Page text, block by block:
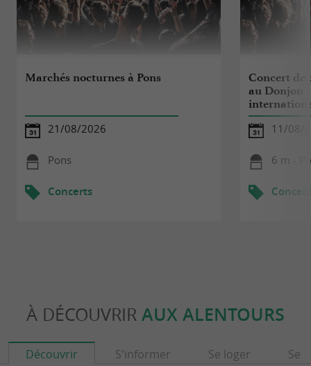
Marchés nocturnes à Pons
21/08/2026
Pons
Concerts
Concert de
au Donjon
11/08/
6 m -
À DÉCOUVRIR AUX ALENTOURS
Découvrir S'informer Se loger Se